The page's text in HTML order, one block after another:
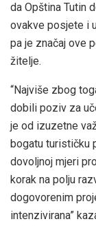
da Opština Tutin
ovakve posjete i
pa je značaj ove
žitelje.
“Najviše zbog
dobili poziv za
je od izuzetne
bogatu turističku
dovoljnoj mjeri
korak na polju
dogovorenim
intenzivirana”